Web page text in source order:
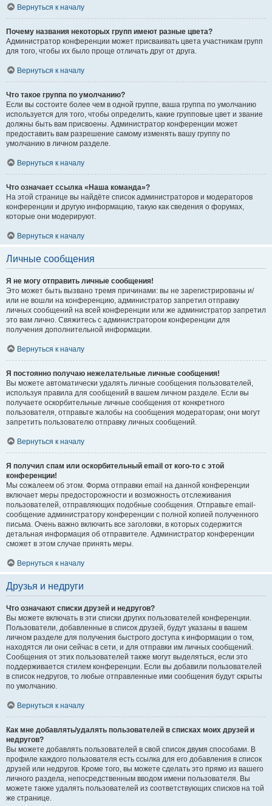
Вернуться к началу
Почему названия некоторых групп имеют разные цвета?
Администратор конференции может присваивать цвета участникам групп
для того, чтобы их было проще отличать друг от друга.
Вернуться к началу
Что такое группа по умолчанию?
Если вы состоите более чем в одной группе, ваша группа по умолчанию
используется для того, чтобы определить, какие групповые цвет и звание
должны быть вам присвоены. Администратор конференции может
предоставить вам разрешение самому изменять вашу группу по
умолчанию в личном разделе.
Вернуться к началу
Что означает ссылка «Наша команда»?
На этой странице вы найдёте список администраторов и модераторов
конференции и другую информацию, такую как сведения о форумах,
которые они модерируют.
Вернуться к началу
Личные сообщения
Я не могу отправить личные сообщения!
Это может быть вызвано тремя причинами: вы не зарегистрированы и/
или не вошли на конференцию, администратор запретил отправку
личных сообщений на всей конференции или же администратор запретил
это вам лично. Свяжитесь с администратором конференции для
получения дополнительной информации.
Вернуться к началу
Я постоянно получаю нежелательные личные сообщения!
Вы можете автоматически удалять личные сообщения пользователей,
используя правила для сообщений в вашем личном разделе. Если вы
получаете оскорбительные личные сообщения от конкретного
пользователя, отправьте жалобы на сообщения модераторам; они могут
запретить пользователю отправку личных сообщений.
Вернуться к началу
Я получил спам или оскорбительный email от кого-то с этой
конференции!
Мы сожалеем об этом. Форма отправки email на данной конференции
включает меры предосторожности и возможность отслеживания
пользователей, отправляющих подобные сообщения. Отправьте email-
сообщение администратору конференции с полной копией полученного
письма. Очень важно включить все заголовки, в которых содержится
детальная информация об отправителе. Администратор конференции
сможет в этом случае принять меры.
Вернуться к началу
Друзья и недруги
Что означают списки друзей и недругов?
Вы можете включать в эти списки других пользователей конференции.
Пользователи, добавленные в список друзей, будут указаны в вашем
личном разделе для получения быстрого доступа к информации о том,
находятся ли они сейчас в сети, и для отправки им личных сообщений.
Сообщения от этих пользователей также могут выделяться, если это
поддерживается стилем конференции. Если вы добавили пользователей
в список недругов, то любые отправленные ими сообщения будут скрыты
по умолчанию.
Вернуться к началу
Как мне добавлять/удалять пользователей в списках моих друзей и
недругов?
Вы можете добавлять пользователей в свой список двумя способами. В
профиле каждого пользователя есть ссылка для его добавления в список
друзей или недругов. Кроме того, вы можете сделать это прямо из вашего
личного раздела, непосредственным вводом имени пользователя. Вы
можете также удалять пользователей из соответствующих списков на той
же странице.